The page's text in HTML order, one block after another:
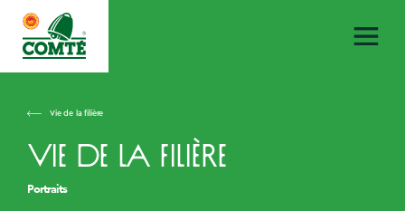
Vie de la filière
Vie de la filière
Portraits